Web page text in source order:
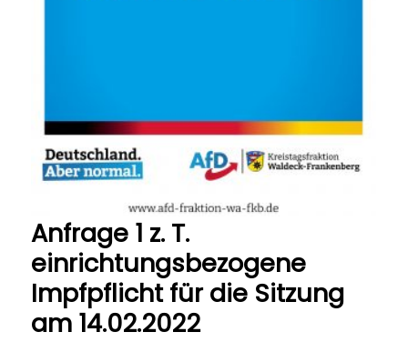
Anfrage 1 z. T.
einrichtungsbezogene
Impfpflicht für die Sitzung
am 14.02.2022